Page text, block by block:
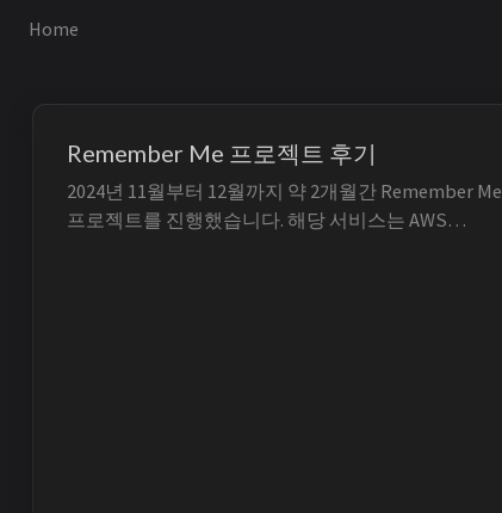
Home
Remember Me 프로젝트 후기
2024년 11월부터 12월까지 약 2개월간 Remember Me
프로젝트를 진행했습니다. 해당 서비스는 AWS